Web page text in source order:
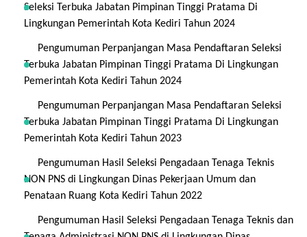
Seleksi Terbuka Jabatan Pimpinan Tinggi Pratama Di
Lingkungan Pemerintah Kota Kediri Tahun 2024
Pengumuman Perpanjangan Masa Pendaftaran Seleksi
Terbuka Jabatan Pimpinan Tinggi Pratama Di Lingkungan
Pemerintah Kota Kediri Tahun 2024
Pengumuman Perpanjangan Masa Pendaftaran Seleksi
Terbuka Jabatan Pimpinan Tinggi Pratama Di Lingkungan
Pemerintah Kota Kediri Tahun 2023
Pengumuman Hasil Seleksi Pengadaan Tenaga Teknis
NON PNS di Lingkungan Dinas Pekerjaan Umum dan
Penataan Ruang Kota Kediri Tahun 2022
Pengumuman Hasil Seleksi Pengadaan Tenaga Teknis dan